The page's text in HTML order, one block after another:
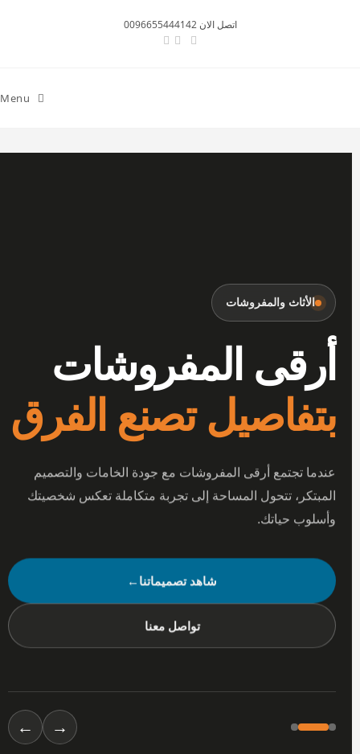
اتصل الان 0096655444142
Menu
الأثاث والمفروشات
أرقى المفروشات
بتفاصيل تصنع الفرق
عندما تجتمع أرقى المفروشات مع جودة الخامات والتصميم
المبتكر، تتحول المساحة إلى تجربة متكاملة تعكس شخصيتك
وأسلوب حياتك.
شاهد تصميماتنا←
تواصل معنا
→
←